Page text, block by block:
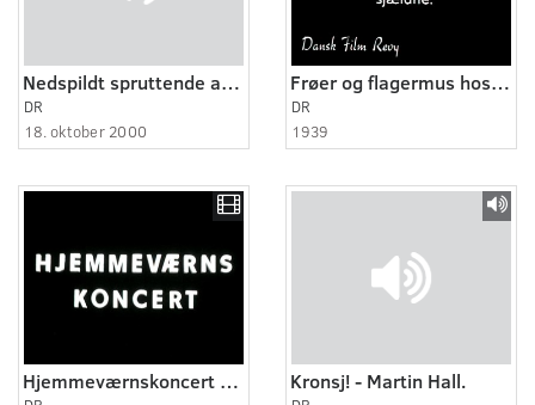
Nedspildt spruttende af syner
DR
18. oktober 2000
Frøer og flagermus hos Hans Hvass
DR
1939
Hjemmeværnskoncert på Rådhuspladsen Kronsj! - Martin Hall.